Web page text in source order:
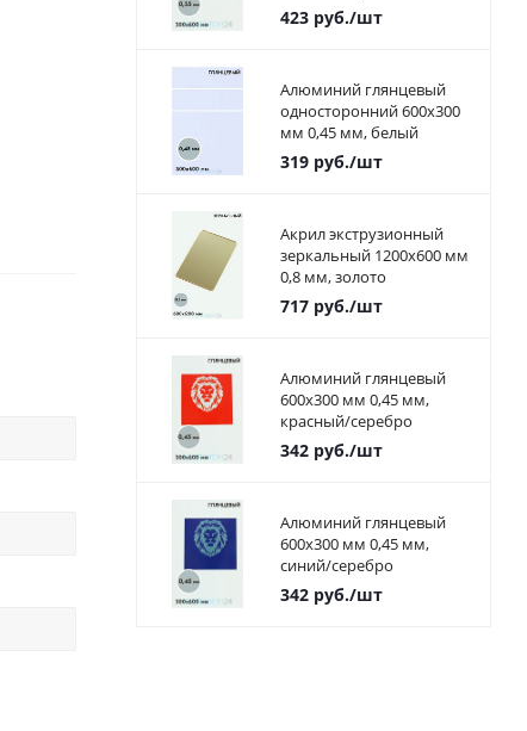
423руб./шт
Алюминий глянцевый
односторонний 600х300
мм 0,45 мм, белый
319руб./шт
Акрил экструзионный
зеркальный 1200х600 мм
0,8 мм, золото
717руб./шт
Алюминий глянцевый
600х300 мм 0,45 мм,
красный/серебро
342руб./шт
Алюминий глянцевый
600х300 мм 0,45 мм,
синий/серебро
342руб./шт